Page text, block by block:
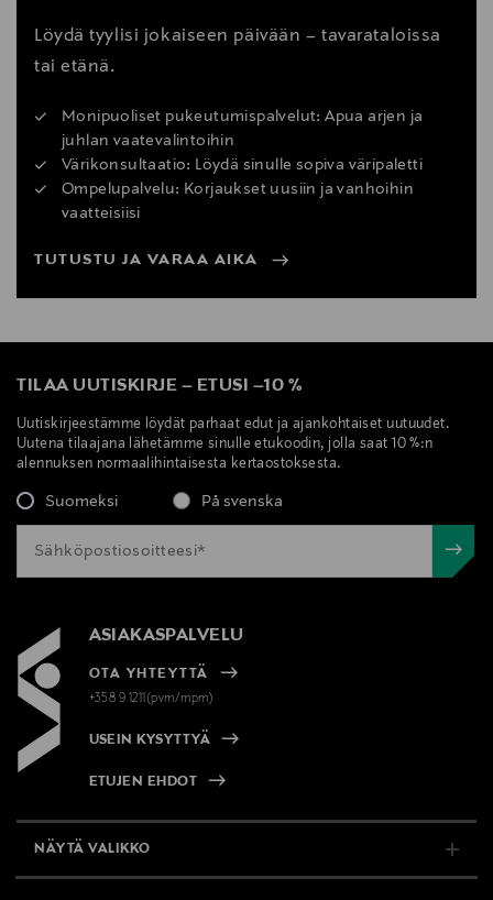
Löydä tyylisi jokaiseen päivään – tavarataloissa
tai etänä.
Monipuoliset pukeutumispalvelut: Apua arjen ja
juhlan vaatevalintoihin
Värikonsultaatio: Löydä sinulle sopiva väripaletti
Ompelupalvelu: Korjaukset uusiin ja vanhoihin
vaatteisiisi
TUTUSTU JA VARAA AIKA
TILAA UUTISKIRJE – ETUSI –10 %
Uutiskirjeestämme löydät parhaat edut ja ajankohtaiset uutuudet.
Uutena tilaajana lähetämme sinulle etukoodin, jolla saat 10 %:n
alennuksen normaalihintaisesta kertaostoksesta.
Suomeksi På svenska
ASIAKASPALVELU
OTA YHTEYTTÄ
+358 9 1211(pvm/mpm)
USEIN KYSYTTYÄ
ETUJEN EHDOT
NÄYTÄ VALIKKO